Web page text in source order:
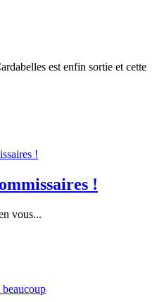
est enfin sortie et cette
!
vous...